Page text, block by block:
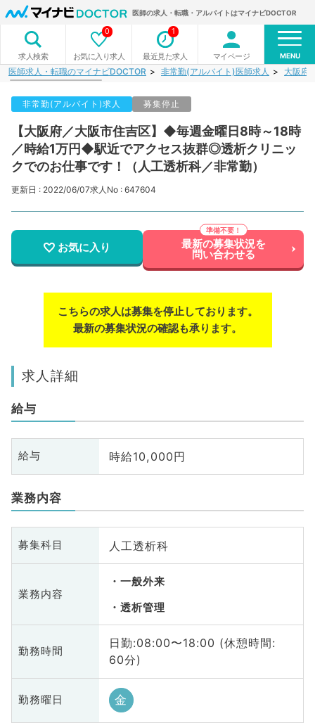
医師の求人・転職・アルバイトはマイナビDOCTOR
求人検索 お気に入り求人
0
最近見た求人
1
マイページ MENU
医師求人・転職のマイナビDOCTOR 非常勤(アルバイト)医師求人 大阪府
非常勤(アルバイト)求人 募集停止
【大阪府／大阪市住吉区】◆毎週金曜日8時～18時
／時給1万円◆駅近でアクセス抜群◎透析クリニッ
クでのお仕事です！（人工透析科／非常勤）
更新日 : 2022/06/07求人No : 647604
お気に入り 最新の募集状況を
問い合わせる
こちらの求人は募集を停止しております。
最新の募集状況の確認も承ります。
求人詳細
給与
給与 時給10,000円
業務内容
募集科目 人工透析科
業務内容
一般外来
透析管理
勤務時間
日勤:08:00〜18:00 (休憩時間:
60分)
勤務曜日 金